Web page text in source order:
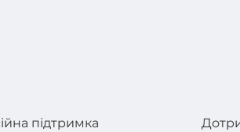
підтримка